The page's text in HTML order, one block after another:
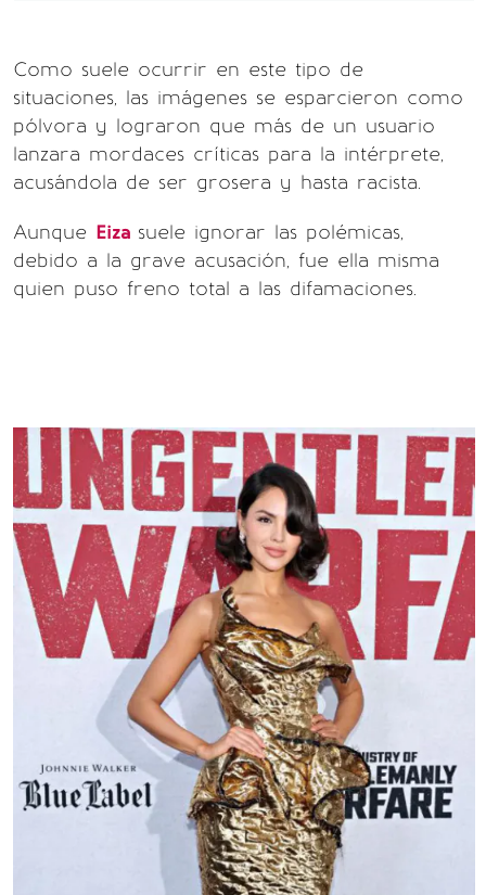
Como suele ocurrir en este tipo de
situaciones, las imágenes se esparcieron como
pólvora y lograron que más de un usuario
lanzara mordaces críticas para la intérprete,
acusándola de ser grosera y hasta racista.
Aunque Eiza suele ignorar las polémicas,
debido a la grave acusación, fue ella misma
quien puso freno total a las difamaciones.